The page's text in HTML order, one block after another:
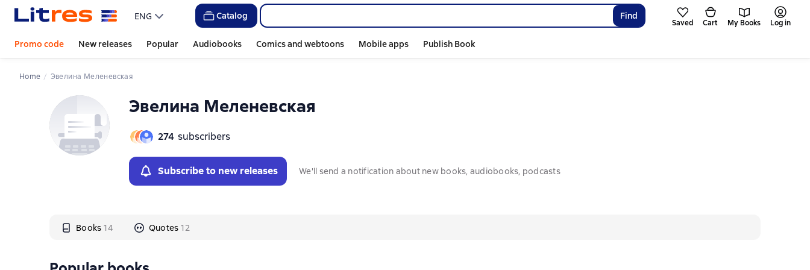
ENG Catalog Find
Saved Cart My Books Log in
Promo code New releases Popular Audiobooks Comics and webtoons Mobile apps Publish Book
Home Эвелина Меленевская
Эвелина Меленевская
274 subscribers
Subscribe to new releases We'll send a notification about new books, audiobooks, podcasts
Books 14 Quotes 12
Слайдер с книгами
Слайдер с книгами